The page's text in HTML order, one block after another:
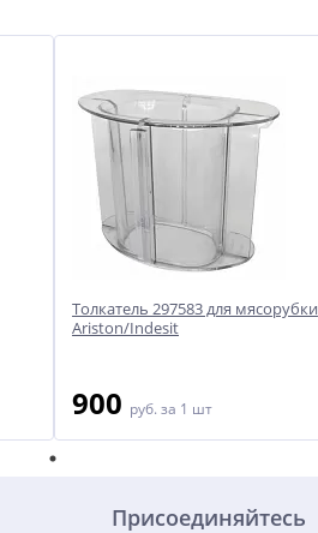
Толкатель 297583 для мясорубки
Ariston/Indesit
900 руб. за 1 шт
Присоединяйтесь